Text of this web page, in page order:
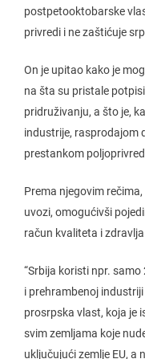
postpetooktobarske
privredi i ne zaštićuje
On je upitao kako je
na šta su pristale
pridruživanju, a što je,
industrije, rasprodajom
prestankom
Prema njegovim
uvozi, omogućivši
račun kvaliteta i
“Srbija koristi npr.
i prehrambenoj
prosrpska vlast, koja je
svim zemljama koje
uključujući zemlje EU, a